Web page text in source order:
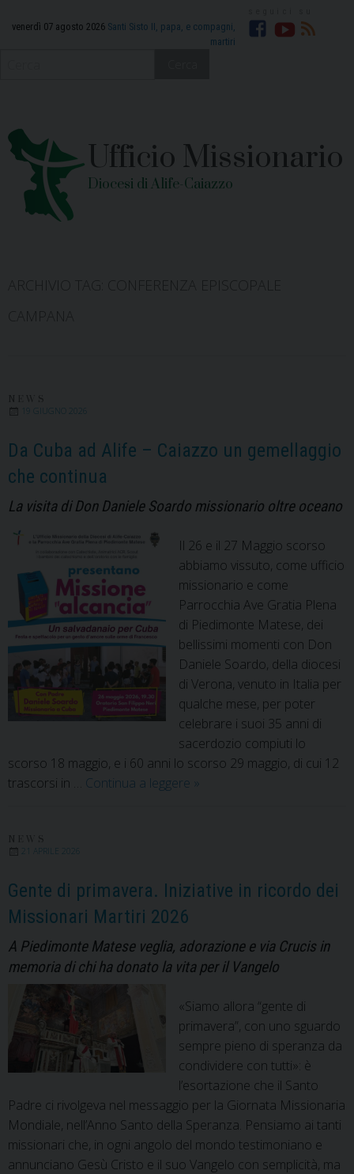
venerdì 07 agosto 2026 Santi Sisto II, papa, e compagni,
martiri
Ufficio Missionario
Diocesi di Alife-Caiazzo
19 GIUGNO 2026
Da Cuba ad Alife – Caiazzo un gemellaggio
che continua
La visita di Don Daniele Soardo missionario oltre oceano
Il 26 e il 27 Maggio scorso
abbiamo vissuto, come ufficio
missionario e come
Parrocchia Ave Gratia Plena
di Piedimonte Matese, dei
bellissimi momenti con Don
Daniele Soardo, della diocesi
di Verona, venuto in Italia per
qualche mese, per poter
celebrare i suoi 35 anni di
sacerdozio compiuti lo
scorso 18 maggio, e i 60 anni lo scorso 29 maggio, di cui 12
trascorsi in … Continua a leggere Da
Caiazzo
un
che
continua
»
21 APRILE 2026
Gente di primavera. Iniziative in ricordo dei
Missionari Martiri 2026
A Piedimonte Matese veglia, adorazione e via Crucis in
memoria di chi ha donato la vita per il Vangelo
«Siamo allora “gente di
primavera”, con uno sguardo
sempre pieno di speranza da
condividere con tutti»: è
l’esortazione che il Santo
Padre ci rivolgeva nel messaggio per la Giornata Missionaria
Mondiale, nell’Anno Santo della Speranza. Pensiamo ai tanti
missionari che, in ogni angolo del mondo testimoniano e
annunciano Gesù Cristo e il suo Vangelo con semplicità, ma